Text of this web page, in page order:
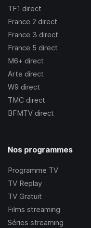
TF1 direct
France 2 direct
France 3 direct
France 5 direct
M6+ direct
Arte direct
W9 direct
TMC direct
BFMTV direct
Nos programmes
Programme TV
TV Replay
TV Gratuit
Films streaming
Séries streaming